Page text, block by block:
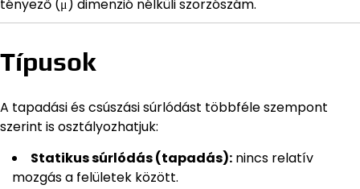
tényező (μ) dimenzió nélküli szorzószám.
Típusok
A tapadási és csúszási súrlódást többféle szempont
szerint is osztályozhatjuk:
Statikus súrlódás (tapadás): nincs relatív
mozgás a felületek között.